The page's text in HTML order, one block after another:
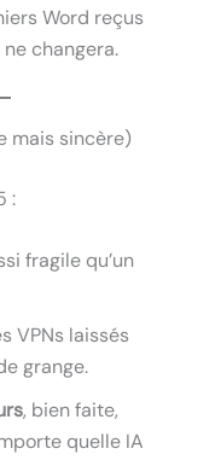
Word reçus
ne changera.
mais sincère)
:
fragile qu’un
VPNs laissés
grange.
, bien faite,
quelle IA